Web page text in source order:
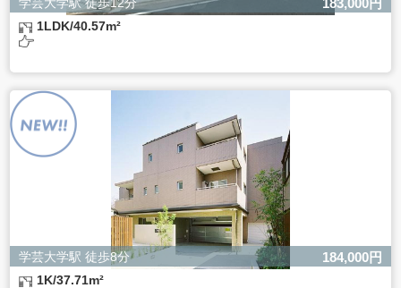
1LDK/40.57m²
学芸大学駅 徒歩8分 184,000円
1K/37.71m²